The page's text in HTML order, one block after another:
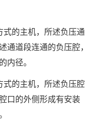
式的主机，所述负压通
通道段连通的负压腔，
内径。
式的主机，所述负压腔
口的外侧形成有安装